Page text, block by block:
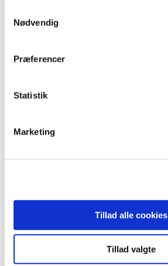
Nødvendig
Præferencer
Statistik
Marketing
Tillad alle cookies
Tillad valgte
2013 (49)
2010 (7)
2008 (8)
november (2)
september (1)